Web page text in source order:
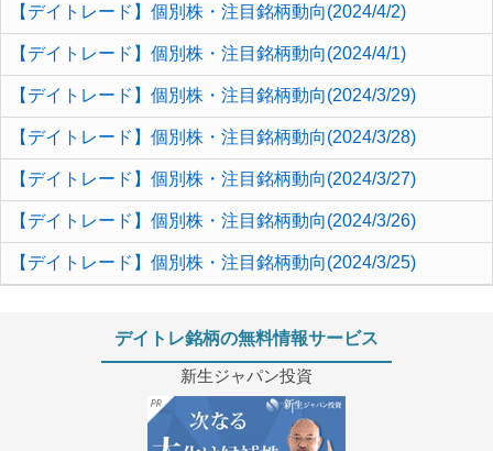
【デイトレード】個別株・注目銘柄動向(2024/4/2)
【デイトレード】個別株・注目銘柄動向(2024/4/1)
【デイトレード】個別株・注目銘柄動向(2024/3/29)
【デイトレード】個別株・注目銘柄動向(2024/3/28)
【デイトレード】個別株・注目銘柄動向(2024/3/27)
【デイトレード】個別株・注目銘柄動向(2024/3/26)
【デイトレード】個別株・注目銘柄動向(2024/3/25)
デイトレ銘柄の無料情報サービス
新生ジャパン投資